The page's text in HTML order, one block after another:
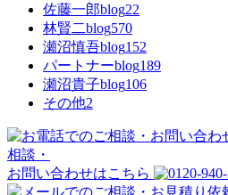
佐藤一郎blog22
林賢二blog570
瀬沼慎吾blog152
パートナーblog189
瀬沼貴子blog106
その他2
相談・
お問い合わせはこちら